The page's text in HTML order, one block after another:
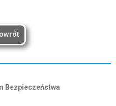
Bezpieczeństwa